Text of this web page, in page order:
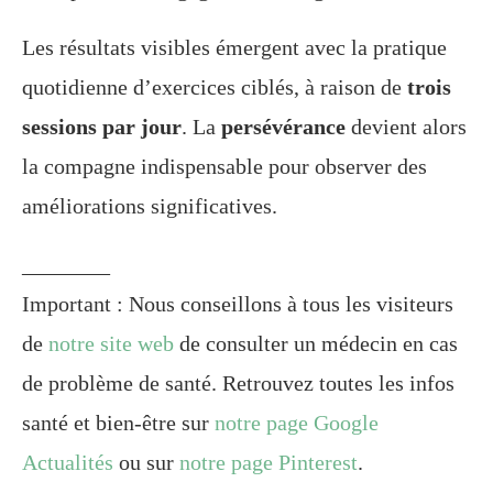
Les résultats visibles émergent avec la pratique
quotidienne d’exercices ciblés, à raison de trois
sessions par jour. La persévérance devient alors
la compagne indispensable pour observer des
améliorations significatives.
Important : Nous conseillons à tous les visiteurs
de notre site web de consulter un médecin en cas
de problème de santé. Retrouvez toutes les infos
santé et bien-être sur notre page Google
Actualités ou sur notre page Pinterest.